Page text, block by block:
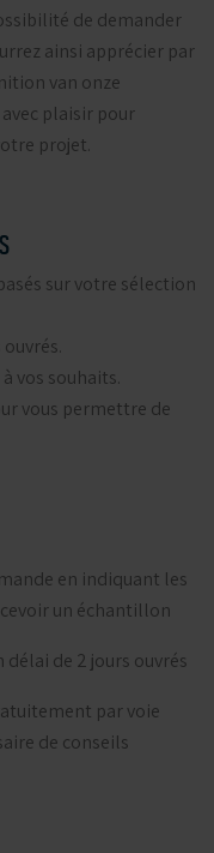
de demander
ainsi apprécier par
van onze
plaisir pour
projet.
sur votre sélection
vos souhaits.
vous permettre de
en indiquant les
un échantillon
délai de 2 jours ouvrés
par voie
de conseils